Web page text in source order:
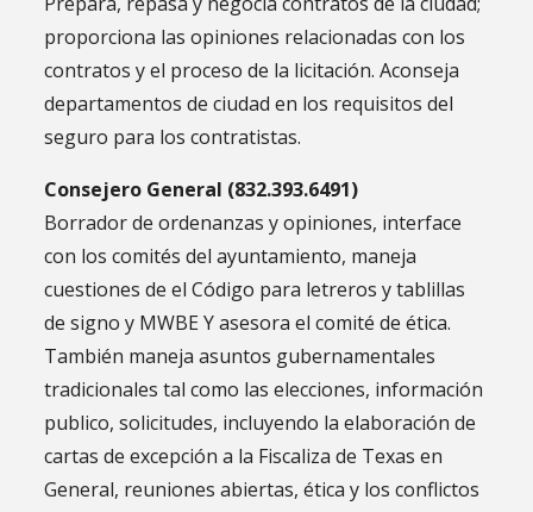
proporciona las opiniones relacionadas con los
contratos y el proceso de la licitación. Aconseja
departamentos de ciudad en los requisitos del
seguro para los contratistas.
Consejero General (832.393.6491)
Borrador de ordenanzas y opiniones, interface
con los comités del ayuntamiento, maneja
cuestiones de el Código para letreros y tablillas
de signo y MWBE Y asesora el comité de ética.
También maneja asuntos gubernamentales
tradicionales tal como las elecciones, información
publico, solicitudes, incluyendo la elaboración de
cartas de excepción a la Fiscaliza de Texas en
General, reuniones abiertas, ética y los conflictos